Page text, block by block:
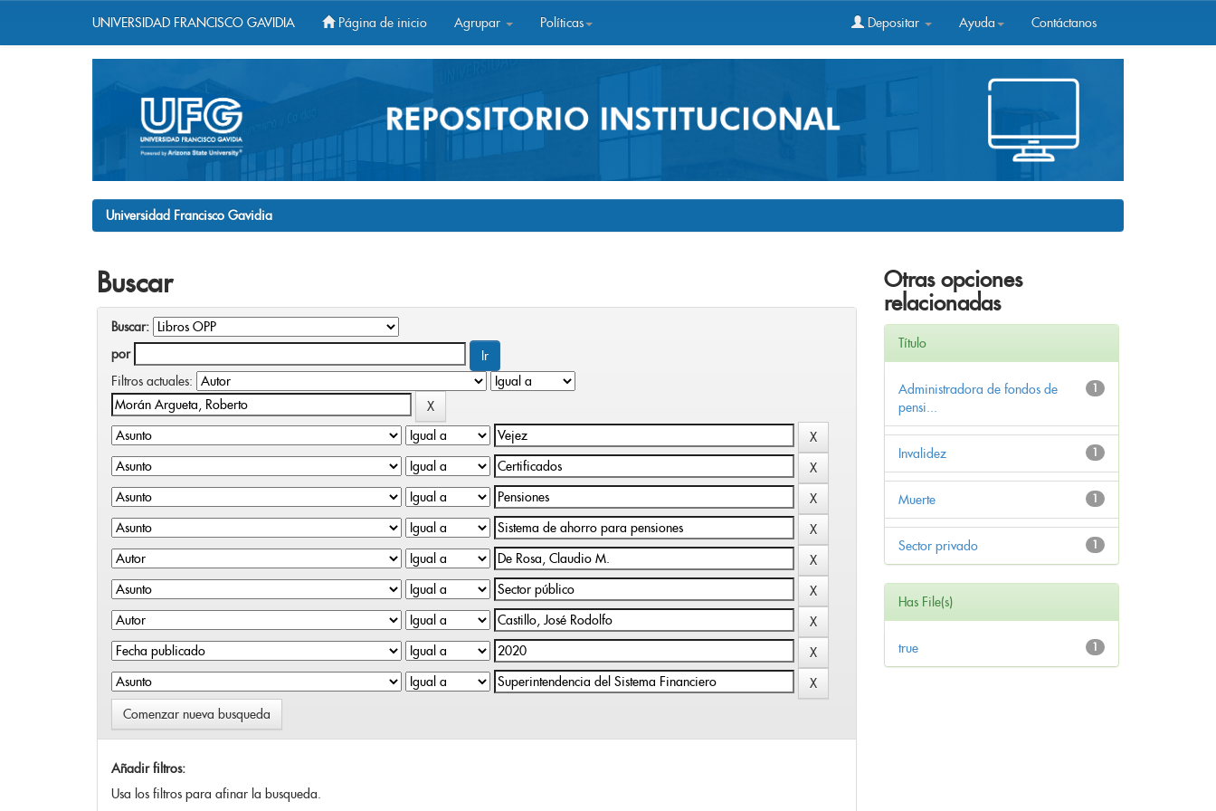
UNIVERSIDAD FRANCISCO GAVIDIA Página de inicio Agrupar Políticas Depositar Ayuda Contáctanos
Universidad Francisco Gavidia
Buscar
Buscar:
por
Filtros actuales:
Comenzar nueva busqueda
Añadir filtros:
Usa los filtros para afinar la busqueda.
Otras opciones
relacionadas
Título
1
Administradora de fondos de
pensi...
1
Invalidez
1
Muerte
1
Sector privado
Has File(s)
1
true